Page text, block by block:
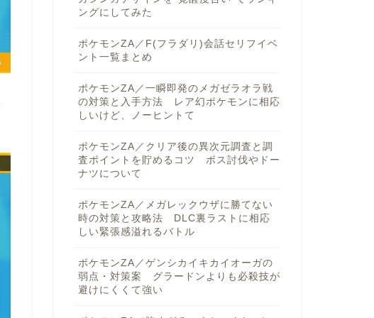
ングにしてみた
ポケモンZA／F(フラダリ)会話セリフイベ
ント一覧まとめ
ポケモンZA／一瞬即発のメガゼラオラ戦
の対策と入手方法 レア幻ポケモンに相応
しいけど、ノーヒントて
ポケモンZA／クリア後の異次元調査と調
査ポイントを貯めるコツ ボス討伐やドー
ナツについて
ポケモンZA／メガレックウザに勝てない
時の対策と攻略法 DLC裏ラストに相応
しい緊張感溢れるバトル
ポケモンZA／ゲンシカイキカイオーガの
弱点・対策案 グラードンよりも必殺技が
避けにくくて強い